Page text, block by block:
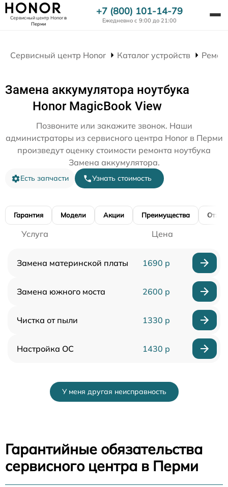
Сервисный центр Honorв
Перми
+7 (800) 101-14-79
Ежедневно с 9:00 до 21:00
Сервисный центр Honor Каталог устройств
Замена аккумулятора ноутбука
Honor MagicBook View
Позвоните или закажите звонок. Наши
администраторы из сервисного центра Honor в Перми
произведут оценку стоимости ремонта ноутбука
Замена аккумулятора.
Есть запчасти Узнать стоимость
Гарантия Модели Акции Преимущества
Услуга Цена
Замена материнской платы 1690 р
Замена южного моста 2600 р
Чистка от пыли 1330 р
Настройка ОС 1430 р
У меня другая неисправность
Гарантийные обязательства
сервисного центра в Перми